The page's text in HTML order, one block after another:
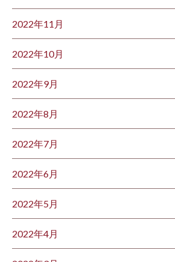
2022年11月
2022年10月
2022年9月
2022年8月
2022年7月
2022年6月
2022年5月
2022年4月